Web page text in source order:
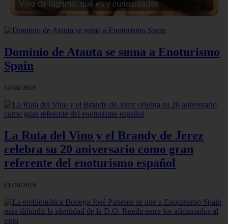
Vino de lágrima: qué es y curiosidades
Dominio de Atauta se suma a Enoturismo
Spain
04/08/2026
La Ruta del Vino y el Brandy de Jerez
celebra su 20 aniversario como gran
referente del enoturismo español
01/08/2026